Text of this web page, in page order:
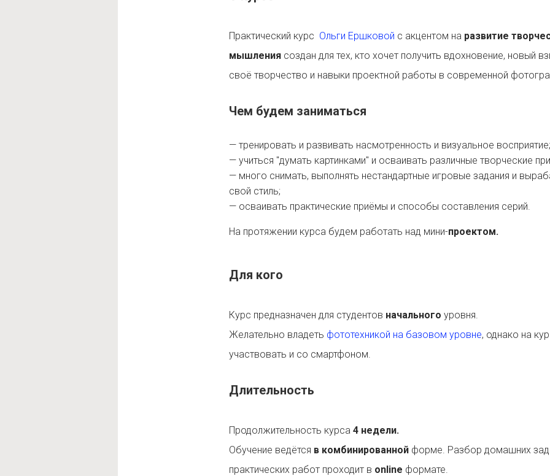
Практический курс Ольги Ершковой с акцентом на развитие
мышления создан для тех, кто хочет получить вдохновение, новый
своё творчество и навыки проектной работы в современной
Чем будем заниматься
— тренировать и развивать насмотренность и визуальное восприятие;
— учиться "думать картинками" и осваивать различные творческие
— много снимать, выполнять нестандартные игровые задания и
свой стиль;
— осваивать практические приёмы и способы составления серий.
На протяжении курса будем работать над мини-проектом.
Для кого
Курс предназначен для студентов начального уровня.
Желательно владеть фототехникой на базовом уровне, однако на
участвовать и со смартфоном.
Длительность
Продолжительность курса 4 недели.
Обучение ведётся в комбинированной форме. Разбор домашних
практических работ проходит в online формате.